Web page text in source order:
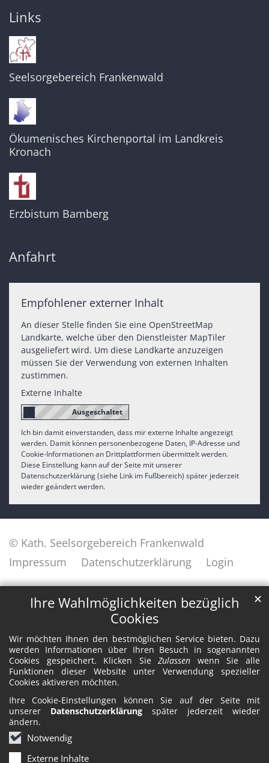
Ihre Wahlmöglichkeiten bezüglich
Cookies
Wir möchten Ihnen den bestmöglichen Service bieten. Dazu
werden Informationen über Ihren Besuch in sogenannten
Cookies gespeichert. Klicken SieZulassen wenn Sie alle
Funktionen dieser Website unter Verwendung spezieller
Cookies aktiveren möchten.
Ihre Cookie-Einstellungen können Sie auf der Seite mit
unserer Datenschutzerklärung später jederzeit wieder
ändern.
Notwendig
Externe Inhalte
✕
Links
Seelsorgebereich Frankenwald
Ökumenisches Kirchenportal im Landkreis
Kronach
Erzbistum Bamberg
Anfahrt
Empfohlener externer Inhalt
An dieser Stelle finden Sie eine OpenStreetMap
Landkarte, welche über den Dienstleister MapTiler
ausgeliefert wird. Um diese Landkarte anzuzeigen
müssen Sie der Verwendung von externen Inhalten
zustimmen.
Externe Inhalte
Ich bin damit einverstanden, dass mir externe Inhalte angezeigt
werden. Damit können personenbezogene Daten, IP-Adresse und
Cookie-Informationen an Drittplattformen übermittelt werden.
Diese Einstellung kann auf der Seite mit unserer
Datenschutzerklärung (siehe Link im Fußbereich) später jederzeit
wieder geändert werden.
© Kath. Seelsorgebereich Frankenwald
Impressum
Datenschutzerklärung Login